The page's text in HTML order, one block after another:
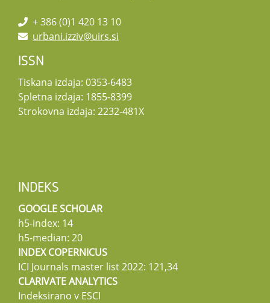
+ 386 (0)1 420 13 10
urbani.izziv@uirs.si
ISSN
Tiskana izdaja: 0353-6483
Spletna izdaja: 1855-8399
Strokovna izdaja: 2232-481X
INDEKS
GOOGLE SCHOLAR
h5-index: 14
h5-median: 20
INDEX COPERNICUS
ICI Journals master list 2022: 121,34
CLARIVATE ANALYTICS
Indeksirano v ESCI